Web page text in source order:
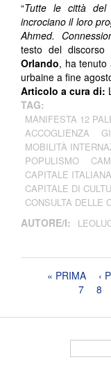
“Tutte le città del
incrociano il loro
Ahmed.
testo del discorso
Orlando, ha tenuto
urbaine a fine
Articolo a cura di:
TAG:
MANIFESTA 12
ACCOGLIENZA
MOBILITÀ
POPULISMO
CAPITALE
CAPITALE DI
CONSULTA DELLE
AUTORE/I:
Pagine« PRIMA ‹
7
8